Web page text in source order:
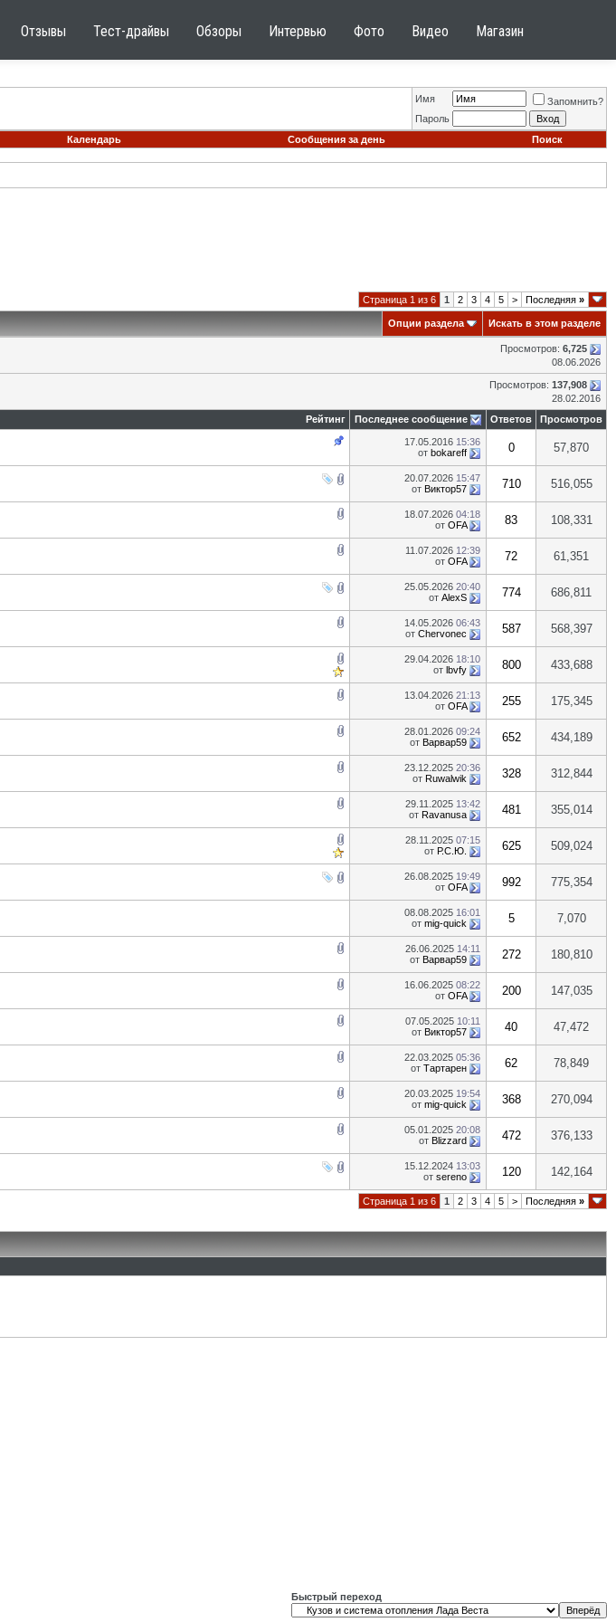
Отзывы Тест-драйвы Обзоры Интервью Фото Видео Магазин
Имя
Запомнить?
Пароль
Календарь Сообщения за день Поиск
Страница 1 из 6 1 2 3 4 5 > Последняя »
Опции раздела Искать в этом разделе
Просмотров: 6,725
08.06.2026
Просмотров: 137,908
28.02.2016
Рейтинг
Последнее сообщение Ответов Просмотров
17.05.2016 15:36
от bokareff 0 57,870
20.07.2026 15:47
от Виктор57 710 516,055
18.07.2026 04:18
от OFA 83 108,331
11.07.2026 12:39
от OFA 72 61,351
25.05.2026 20:40
от AlexS 774 686,811
14.05.2026 06:43
от Chervonec 587 568,397
29.04.2026 18:10
от lbvfy 800 433,688
13.04.2026 21:13
от OFA 255 175,345
28.01.2026 09:24
от Варвар59 652 434,189
23.12.2025 20:36
от Ruwalwik 328 312,844
29.11.2025 13:42
от Ravanusa 481 355,014
28.11.2025 07:15
от Р.С.Ю. 625 509,024
26.08.2025 19:49
от OFA 992 775,354
08.08.2025 16:01
от mig-quick 5 7,070
26.06.2025 14:11
от Варвар59 272 180,810
16.06.2025 08:22
от OFA 200 147,035
07.05.2025 10:11
от Виктор57 40 47,472
22.03.2025 05:36
от Тартарен 62 78,849
20.03.2025 19:54
от mig-quick 368 270,094
05.01.2025 20:08
от Blizzard 472 376,133
15.12.2024 13:03
от sereno 120 142,164
Страница 1 из 6 1 2 3 4 5 > Последняя »
Быстрый переход